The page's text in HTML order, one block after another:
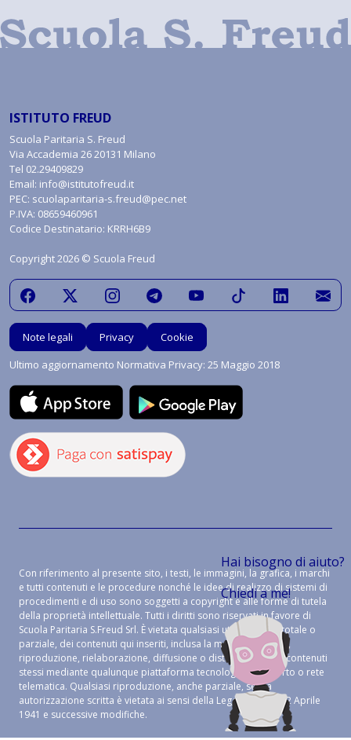
Hai bisogno di aiuto?
Chiedi a me!
ISTITUTO FREUD
Scuola Paritaria S. Freud
Via Accademia 26 20131 Milano
Tel 02.29409829
Email: info@istitutofreud.it
PEC: scuolaparitaria-s.freud@pec.net
P.IVA: 08659460961
Codice Destinatario: KRRH6B9
Copyright 2026 © Scuola Freud
Note legali Privacy
Cookie
Ultimo aggiornamento Normativa Privacy: 25 Maggio 2018
Con riferimento al presente sito, i testi, le immagini, la grafica, i marchi
e tutti contenuti e le procedure nonché le idee di realizzo di sistemi di
procedimenti e di uso sono soggetti a copyright e alle forme di tutela
della proprietà intellettuale. Tutti i diritti sono riservati in favore di
Scuola Paritaria S.Freud Srl. È vietata qualsiasi utilizzazione, totale o
parziale, dei contenuti qui inseriti, inclusa la memorizzazione,
riproduzione, rielaborazione, diffusione o distribuzione dei contenuti
stessi mediante qualunque piattaforma tecnologica, supporto o rete
telematica. Qualsiasi riproduzione, anche parziale, senza
autorizzazione scritta è vietata ai sensi della Legge 633 del 22 Aprile
1941 e successive modifiche.